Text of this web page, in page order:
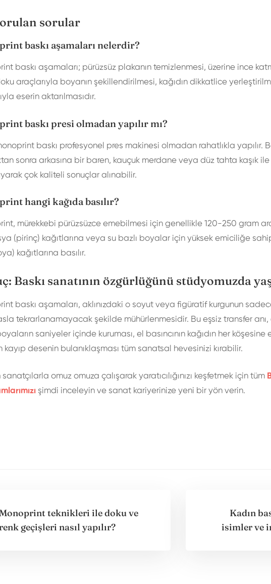
sorular
baskı aşamaları nelerdir?
baskı aşamaları; pürüzsüz plakanın temizlenmesi, üzerine ince
araçlarıyla boyanın şekillendirilmesi, kağıdın dikkatlice
eserin aktarılmasıdır.
baskı presi olmadan yapılır mı?
baskı profesyonel pres makinesi olmadan rahatlıkla yapılır.
sonra arkasına bir baren, kauçuk merdane veya düz tahta kaşık
çok kaliteli sonuçlar alınabilir.
hangi kağıda basılır?
mürekkebi pürüzsüzce emebilmesi için genellikle 120-250 gram
(pirinç) kağıtlarına veya su bazlı boyalar için yüksek emiciliğe
kağıtlarına basılır.
Baskı sanatının özgürlüğünü stüdyomuzda
baskı aşamaları, aklınızdaki o soyut veya figüratif kurgunun
tekrarlanamayacak şekilde mühürlenmesidir. Bu eşsiz transfer anı,
saniyeler içinde kuruması, el basıncının kağıdın her köşesine
kayıp desenin bulanıklaşması tüm sanatsal hevesinizi kırabilir.
sanatçılarla omuz omuza çalışarak yaratıcılığınızı keşfetmek için tüm
şimdi inceleyin ve sanat kariyerinize yeni bir yön verin.
teknikleri ile doku ve
geçişleri nasıl yapılır?
Kadın
isimler ve